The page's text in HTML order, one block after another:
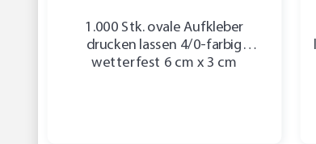
1.000 Stk. ovale Aufkleber
drucken lassen 4/0-farbig
wetterfest 6 cm x 3 cm